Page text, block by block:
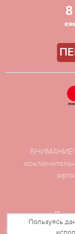
ВНИМАНИЕ!
Пользуясь